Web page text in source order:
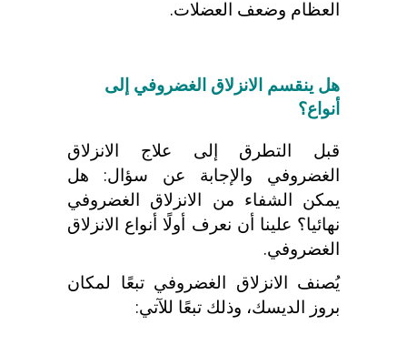
العظام وضعف العضلات.
هل ينقسم الانزلاق الغضروفي إلى
أنواع؟
قبل التطرق إلى علاج الانزلاق
الغضروفي والإجابة عن سؤال: هل
يمكن الشفاء من الانزلاق الغضروفي
نهائيا؟ علينا أن نعرف أولًا أنواع الانزلاق
الغضروفي.
يُصنف الانزلاق الغضروفي تبعًا لمكان
بروز الديسك، وذلك تبعًا للآتي: